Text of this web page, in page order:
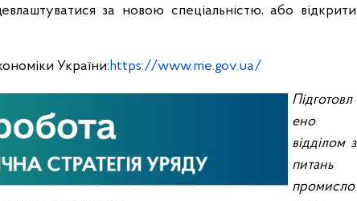
за новою спеціальністю, або відкрити
України:https://www.me.gov.ua/
Підготовл
ено
відділом з
питань
промисло